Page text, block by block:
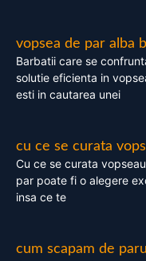
vopsea de par alba
Barbatii care se
solutie eficienta in
esti in cautarea unei
cu ce se curata
Cu ce se curata
par poate fi o alegere
insa ce te
cum scapam de